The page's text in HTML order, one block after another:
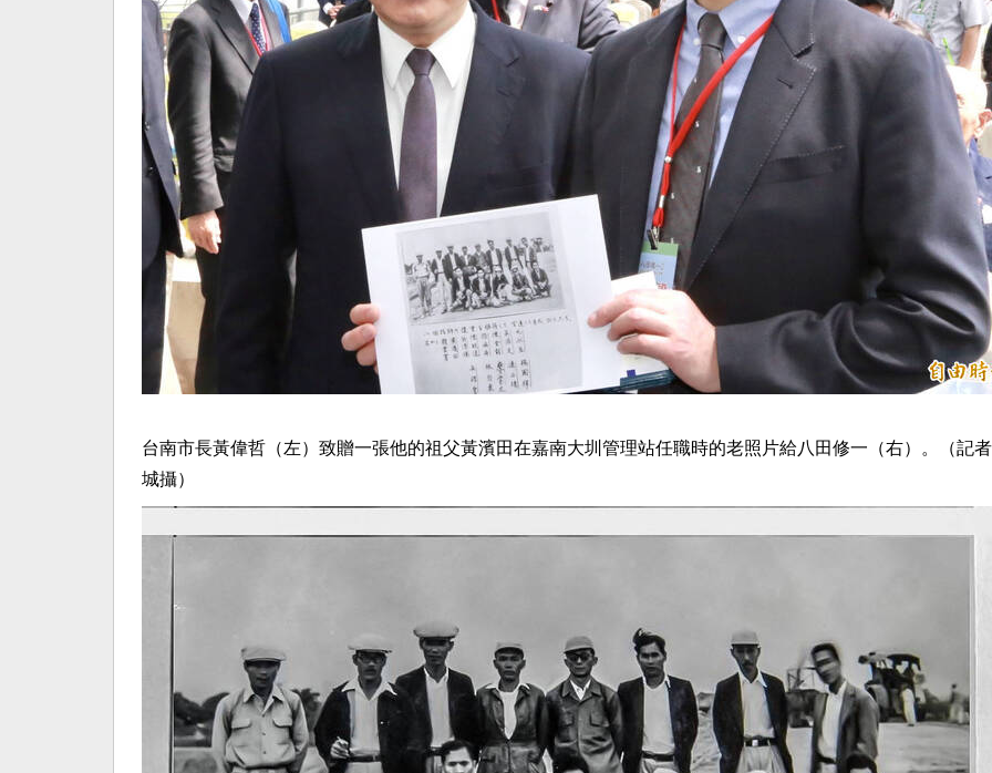
台南市長黃偉哲（左）致贈一張他的祖父黃濱田在嘉南大圳管理站任職時的老照片給八田修一（右）。（記
城攝）